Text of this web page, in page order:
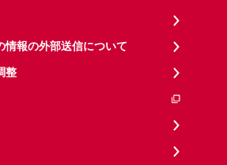
情報の外部送信について
整